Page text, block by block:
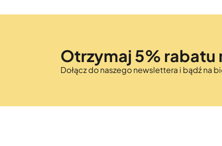
Otrzymaj 5% rabatu
Dołącz do naszego newslettera i bądź na